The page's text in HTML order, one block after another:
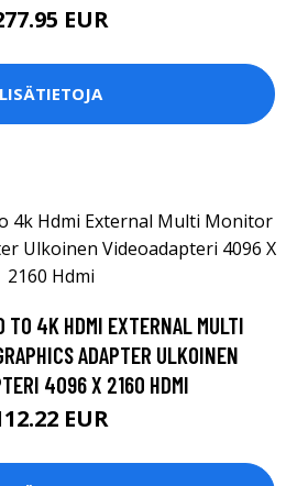
EUR
LISÄTIETOJA
TO 4K HDMI EXTERNAL MULTI
ADAPTER ULKOINEN
4096 X 2160 HDMI
EUR